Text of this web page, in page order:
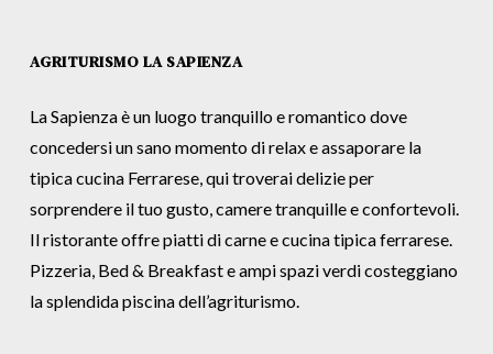
AGRITURISMO LA SAPIENZA
La Sapienza è un luogo tranquillo e romantico dove
concedersi un sano momento di relax e assaporare la
tipica cucina Ferrarese, qui troverai delizie per
sorprendere il tuo gusto, camere tranquille e confortevoli.
Il ristorante offre piatti di carne e cucina tipica ferrarese.
Pizzeria, Bed & Breakfast e ampi spazi verdi costeggiano
la splendida piscina dell’agriturismo.